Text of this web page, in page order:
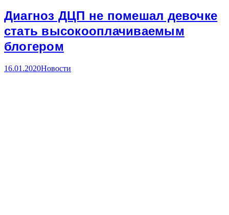
Диагноз ДЦП не помешал девочке
стать высокооплачиваемым
блогером
16.01.2020Новости